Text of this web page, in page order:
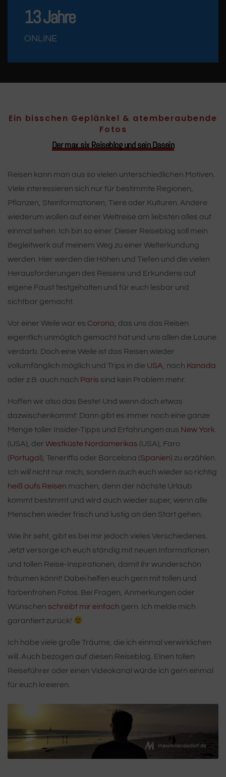
13Jahre
ONLINE
Ein bisschen Geplänkel & atemberaubende
Fotos
Der max.six Reiseblog und sein Dasein
Reisen kann man aus so vielen unterschiedlichen Motiven.
Viele interessieren sich nur für bestimmte Regionen,
Pflanzen, Steinformationen, Tiere oder Kulturen. Andere
wiederum wollen auf einer Weltreise am liebsten alles auf
einmal sehen. Ich bin so einer. Dieser Reiseblog soll mein
Begleitwerk auf meinem Weg zu einer Welterkundung
werden. Hier werden die Höhen und Tiefen und die vielen
Herausforderungen des Reisens und Erkundens auf
eigene Faust festgehalten und für euch lesbar und
sichtbar gemacht.
Vor einer Weile war es Corona , das uns das Reisen
eigentlich unmöglich gemacht hat und uns allen die Laune
verdarb. Doch eine Weile ist das Reisen wieder
vollumfänglich möglich und Trips in die USA , nach Kanada
oder z.B. auch nach Paris sind kein Problem mehr.
Hoffen wir also das Beste! Und wenn doch etwas
dazwischenkommt: Dann gibt es immer noch eine ganze
Menge toller Insider-Tipps und Erfahrungen aus New York
(USA), der Westküste Nordamerikas (USA), Faro
(Portugal ), Teneriffa oder Barcelona (Spanien) zu erzählen.
Ich will nicht nur mich, sondern auch euch wieder so richtig
heiß aufs Reisen machen, denn der nächste Urlaub
kommt bestimmt und wird auch wieder super, wenn alle
Menschen wieder frisch und lustig an den Start gehen.
Wie ihr seht, gibt es bei mir jedoch vieles Verschiedenes.
Jetzt versorge ich euch ständig mit neuen Informationen
und tollen Reise-Inspirationen, damit ihr wunderschön
träumen könnt! Dabei helfen euch gern mit tollen und
farbenfrohen Fotos. Bei Fragen, Anmerkungen oder
Wünschen schreibt mir einfach gern. Ich melde mich
garantiert zurück!
Ich habe viele große Träume, die ich einmal verwirklichen
will. Auch bezogen auf diesen Reiseblog. Einen tollen
Reiseführer oder einen Videokanal würde ich gern einmal
für euch kreieren.